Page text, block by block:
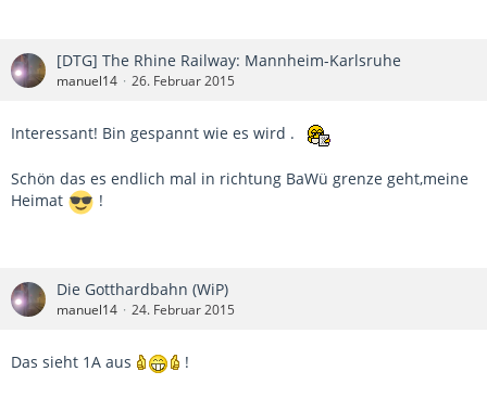
[DTG] The Rhine Railway: Mannheim-Karlsruhe
manuel14 26. Februar 2015
Interessant! Bin gespannt wie es wird .
Schön das es endlich mal in richtung BaWü grenze geht,meine
Heimat
!
Die Gotthardbahn (WiP)
manuel14 24. Februar 2015
Das sieht 1A aus !